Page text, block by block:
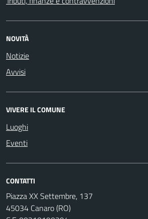
NOVITÀ
Notizie
Avvisi
VIVERE IL COMUNE
Luoghi
Eventi
CONTATTI
Piazza XX Settembre, 137
45034 Canaro (RO)